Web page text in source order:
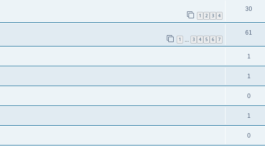
1 2 3 4
30
1 … 3 4 5 6 7
61
1
1
0
1
0